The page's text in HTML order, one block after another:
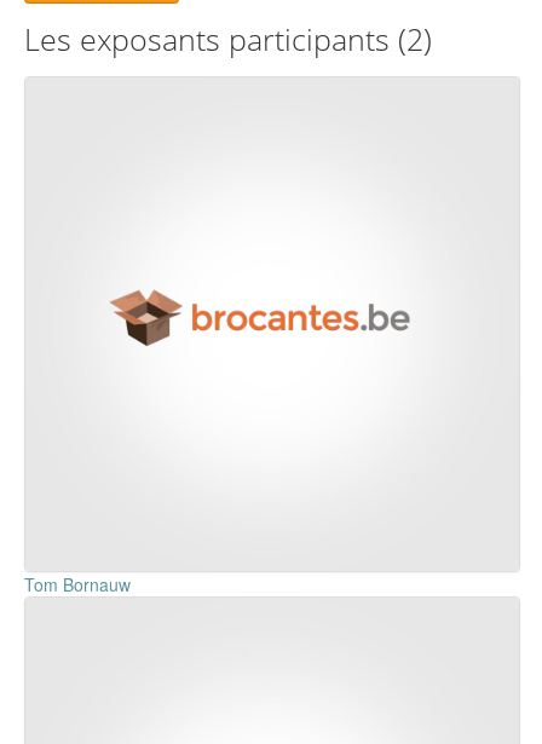
Les exposants participants (2)
Tom Bornauw